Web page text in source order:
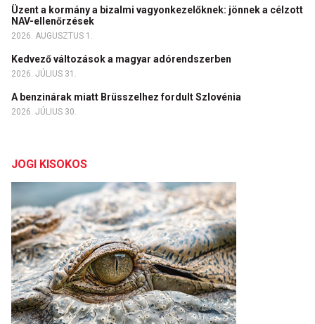
Üzent a kormány a bizalmi vagyonkezelőknek: jönnek a célzott
NAV-ellenőrzések
2026. AUGUSZTUS 1.
Kedvező változások a magyar adórendszerben
2026. JÚLIUS 31.
A benzinárak miatt Brüsszelhez fordult Szlovénia
2026. JÚLIUS 30.
JOGI KISOKOS